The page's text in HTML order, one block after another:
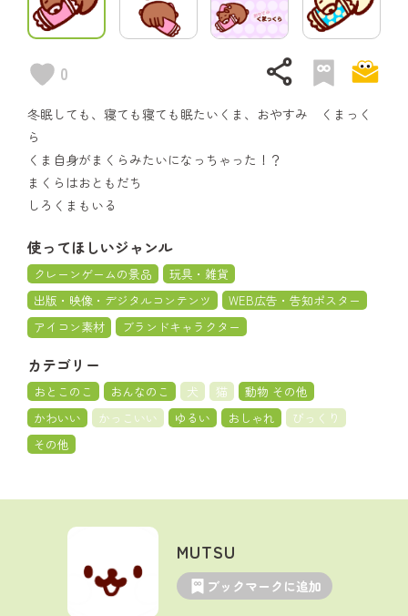
0 share
冬眠しても、寝ても寝ても眠たいくま、おやすみ くまっく
ら
くま自身がまくらみたいになっちゃった！？
まくらはおともだち
しろくまもいる
使ってほしいジャンル
クレーンゲームの景品
玩具・雑貨
出版・映像・デジタルコンテンツ
WEB広告・告知ポスター
アイコン素材
ブランドキャラクター
カテゴリー
おとこのこ おんなのこ 犬 猫
動物 その他
かわいい
かっこいい ゆるい おしゃれ
びっくり
その他
MUTSU
ブックマークに追加